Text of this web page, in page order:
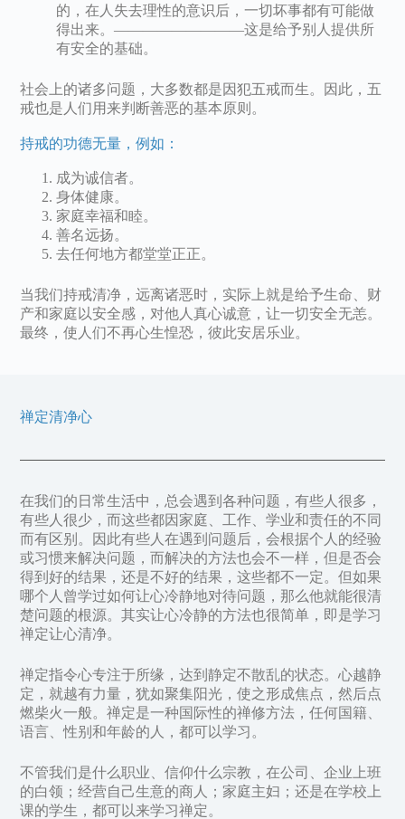
的，在人失去理性的意识后，一切坏事都有可能做
得出来。—————————这是给予别人提供所
有安全的基础。
社会上的诸多问题，大多数都是因犯五戒而生。因此，五
戒也是人们用来判断善恶的基本原则。
持戒的功德无量，例如：
成为诚信者。
身体健康。
家庭幸福和睦。
善名远扬。
去任何地方都堂堂正正。
当我们持戒清净，远离诸恶时，实际上就是给予生命、财
产和家庭以安全感，对他人真心诚意，让一切安全无恙。
最终，使人们不再心生惶恐，彼此安居乐业。
禅定清净心
在我们的日常生活中，总会遇到各种问题，有些人很多，
有些人很少，而这些都因家庭、工作、学业和责任的不同
而有区别。因此有些人在遇到问题后，会根据个人的经验
或习惯来解决问题，而解决的方法也会不一样，但是否会
得到好的结果，还是不好的结果，这些都不一定。但如果
哪个人曾学过如何让心冷静地对待问题，那么他就能很清
楚问题的根源。其实让心冷静的方法也很简单，即是学习
禅定让心清净。
禅定指令心专注于所缘，达到静定不散乱的状态。心越静
定，就越有力量，犹如聚集阳光，使之形成焦点，然后点
燃柴火一般。禅定是一种国际性的禅修方法，任何国籍、
语言、性别和年龄的人，都可以学习。
不管我们是什么职业、信仰什么宗教，在公司、企业上班
的白领；经营自己生意的商人；家庭主妇；还是在学校上
课的学生，都可以来学习禅定。